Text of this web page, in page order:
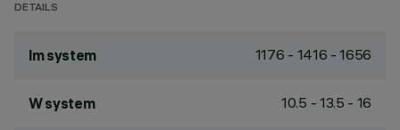
DETAILS
lm system 1176 - 1416 - 1656
W system 10.5 - 13.5 - 16